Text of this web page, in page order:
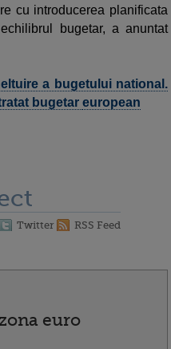
cu introducerea planificata
bugetar, a anuntat
a bugetului national.
bugetar european
Twitter RSS Feed
euro